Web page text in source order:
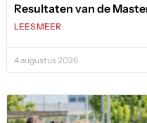
Resultaten van de
LEES MEER
4 augustus 2026